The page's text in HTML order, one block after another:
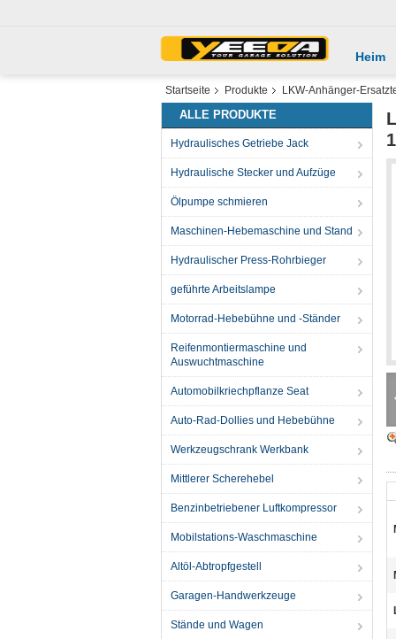
Heim
Startseite Produkte LKW-Anhänger-
ALLE PRODUKTE
Hydraulisches Getriebe Jack
Hydraulische Stecker und Aufzüge
Ölpumpe schmieren
Maschinen-Hebemaschine und Stand
Hydraulischer Press-Rohrbieger
geführte Arbeitslampe
Motorrad-Hebebühne und -Ständer
Reifenmontiermaschine und
Auswuchtmaschine
Automobilkriechpflanze Seat
Auto-Rad-Dollies und Hebebühne
Werkzeugschrank Werkbank
Mittlerer Scherehebel
Benzinbetriebener Luftkompressor
Mobilstations-Waschmaschine
Altöl-Abtropfgestell
Garagen-Handwerkzeuge
Stände und Wagen